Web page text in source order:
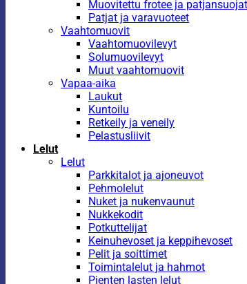
Muovitettu frotee ja patjansuojat
Patjat ja varavuoteet
Vaahtomuovit
Vaahtomuovilevyt
Solumuovilevyt
Muut vaahtomuovit
Vapaa-aika
Laukut
Kuntoilu
Retkeily ja veneily
Pelastusliivit
Lelut
Lelut
Parkkitalot ja ajoneuvot
Pehmolelut
Nuket ja nukenvaunut
Nukkekodit
Potkuttelijat
Keinuhevoset ja keppihevoset
Pelit ja soittimet
Toimintalelut ja hahmot
Pienten lasten lelut